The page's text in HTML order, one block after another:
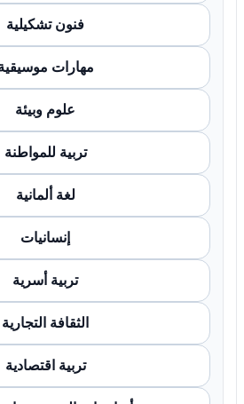
فنون تشكيلية
مهارات موسيقية
علوم وبيئة
تربية للمواطنة
لغة ألمانية
إنسانيات
تربية أسرية
الثقافة التجارية
تربية اقتصادية